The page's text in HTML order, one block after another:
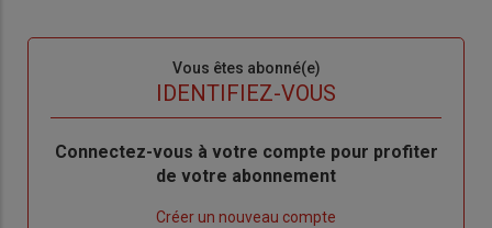
Vous êtes abonné(e)
IDENTIFIEZ-VOUS
Body
Connectez-vous à votre compte pour profiter
de votre abonnement
Créer un nouveau compte